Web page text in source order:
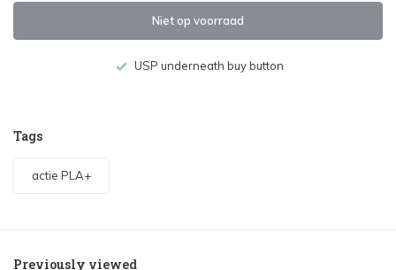
Niet op voorraad
USP underneath buy button
Tags
actie PLA+
Previously viewed